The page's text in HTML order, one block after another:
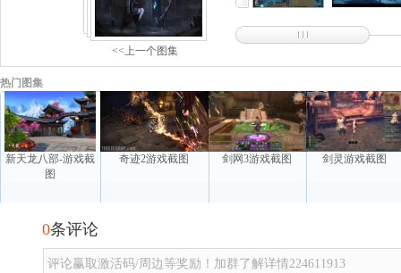
<<上一个图集
热门图集
新天龙八部-游戏截
图
奇迹2游戏截图 剑网3游戏截图 剑灵游戏截图
0条评论
评论赢取激活码/周边等奖励！加群了解详情224611913